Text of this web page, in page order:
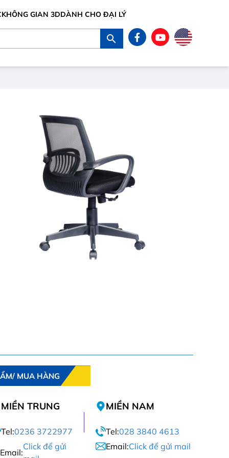
KHÔNG GIAN 3DDÀNH CHO ĐẠI LÝ
MUA HÀNG
MIỀN TRUNG
Tel:0236 3722977
Email:
Click để gửi
MIỀN NAM
Tel:028 3840 4613
Email:Click để gửi mail